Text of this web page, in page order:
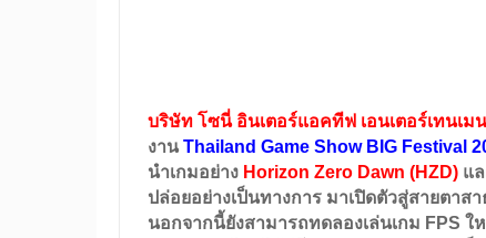
บริษัท โซนี่ อินเตอร์แอคทีฟ เอนเตอร์เทนเม
งานThailand Game Show BIG Festival
นำเกมอย่าง Horizon Zero Dawn (HZD) แ
ปล่อยอย่างเป็นทางการ มาเปิดตัวสู่สายตา
นอกจากนี้ยังสามารถทดลองเล่นเกม FPS ใ